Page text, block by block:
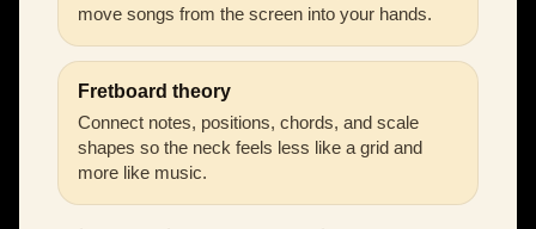
move songs from the screen into your hands.
Fretboard theory
Connect notes, positions, chords, and scale
shapes so the neck feels less like a grid and
more like music.